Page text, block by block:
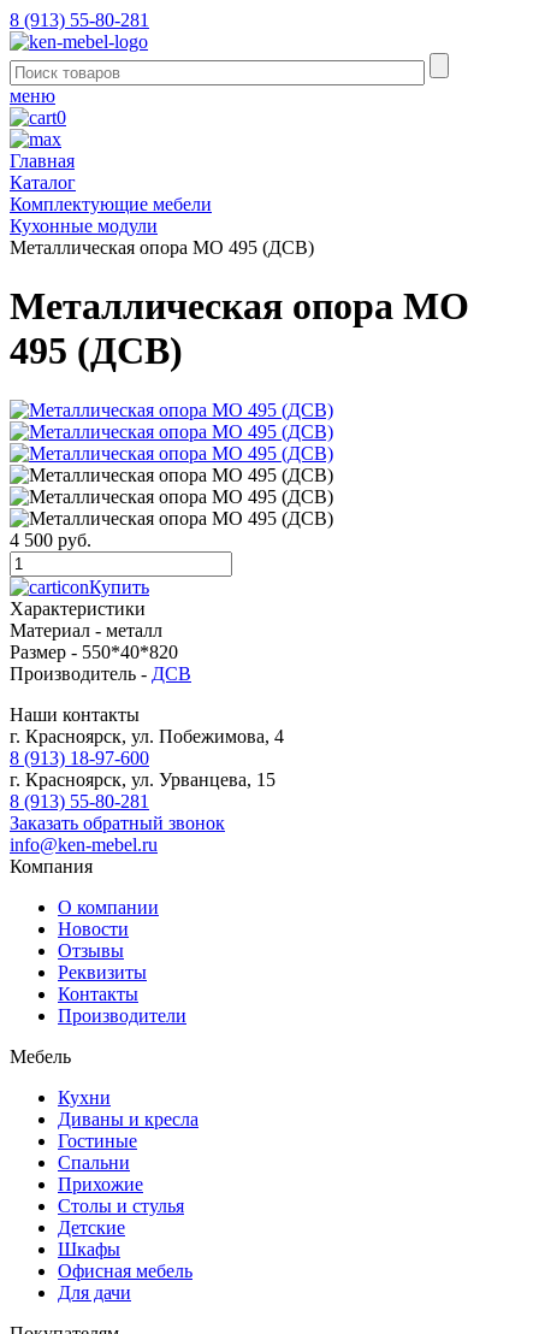
8 (913) 55-80-281
меню
0
Главная
Каталог
Комплектующие мебели
Кухонные модули
Металлическая опора МО 495 (ДСВ)
Металлическая опора МО
495 (ДСВ)
4 500 руб.
Купить
Характеристики
Материал - металл
Размер - 550*40*820
Производитель - ДСВ
Наши контакты
г. Красноярск, ул. Побежимова, 4
8 (913) 18-97-600
г. Красноярск, ул. Урванцева, 15
8 (913) 55-80-281
Заказать обратный звонок
info@ken-mebel.ru
Компания
О компании
Новости
Отзывы
Реквизиты
Контакты
Производители
Мебель
Кухни
Диваны и кресла
Гостиные
Спальни
Прихожие
Столы и стулья
Детские
Шкафы
Офисная мебель
Для дачи